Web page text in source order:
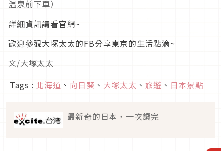
温泉前下車）
詳細資訊請看官網~
歡迎參觀大塚太太的FB分享東京的生活點滴~
文/大塚太太
Tags : 北海道 、 向日葵 、 大塚太太 、 旅遊 、 日本景點
最新奇的日本，一次讀完